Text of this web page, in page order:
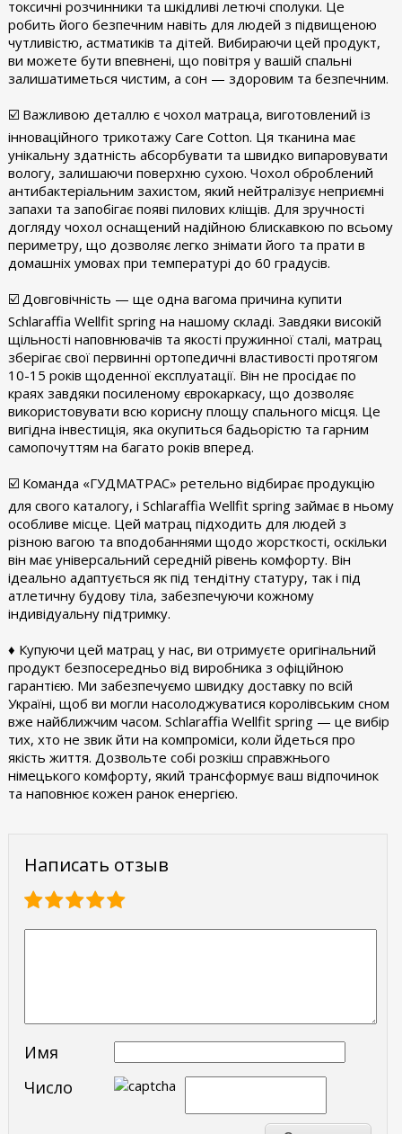
токсичні розчинники та шкідливі летючі сполуки. Це
робить його безпечним навіть для людей з підвищеною
чутливістю, астматиків та дітей. Вибираючи цей продукт,
ви можете бути впевнені, що повітря у вашій спальні
залишатиметься чистим, а сон — здоровим та безпечним.
​☑️ Важливою деталлю є чохол матраца, виготовлений із
інноваційного трикотажу Care Cotton. Ця тканина має
унікальну здатність абсорбувати та швидко випаровувати
вологу, залишаючи поверхню сухою. Чохол оброблений
антибактеріальним захистом, який нейтралізує неприємні
запахи та запобігає появі пилових кліщів. Для зручності
догляду чохол оснащений надійною блискавкою по всьому
периметру, що дозволяє легко знімати його та прати в
домашніх умовах при температурі до 60 градусів.
​☑️ Довговічність — ще одна вагома причина купити
Schlaraffia Wellfit spring на нашому складі. Завдяки високій
щільності наповнювачів та якості пружинної сталі, матрац
зберігає свої первинні ортопедичні властивості протягом
10-15 років щоденної експлуатації. Він не просідає по
краях завдяки посиленому єврокаркасу, що дозволяє
використовувати всю корисну площу спального місця. Це
вигідна інвестиція, яка окупиться бадьорістю та гарним
самопочуттям на багато років вперед.
​☑️ Команда «ГУДМАТРАС» ретельно відбирає продукцію
для свого каталогу, і Schlaraffia Wellfit spring займає в ньому
особливе місце. Цей матрац підходить для людей з
різною вагою та вподобаннями щодо жорсткості, оскільки
він має універсальний середній рівень комфорту. Він
ідеально адаптується як під тендітну статуру, так і під
атлетичну будову тіла, забезпечуючи кожному
індивідуальну підтримку.
♦ Купуючи цей матрац у нас, ви отримуєте оригінальний
продукт безпосередньо від виробника з офіційною
гарантією. Ми забезпечуємо швидку доставку по всій
Україні, щоб ви могли насолоджуватися королівським сном
вже найближчим часом. Schlaraffia Wellfit spring — це вибір
тих, хто не звик йти на компроміси, коли йдеться про
якість життя. Дозвольте собі розкіш справжнього
німецького комфорту, який трансформує ваш відпочинок
та наповнює кожен ранок енергією.
Написать отзыв
Имя
Число